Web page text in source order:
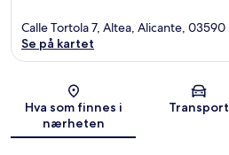
Kart
Calle Tortola 7, Altea, Alicante, 03590
Se på kartet
Hva som finnes i
nærheten
Transport